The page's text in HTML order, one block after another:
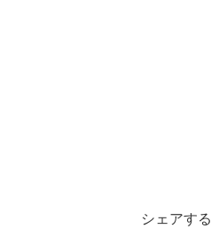
シェアする